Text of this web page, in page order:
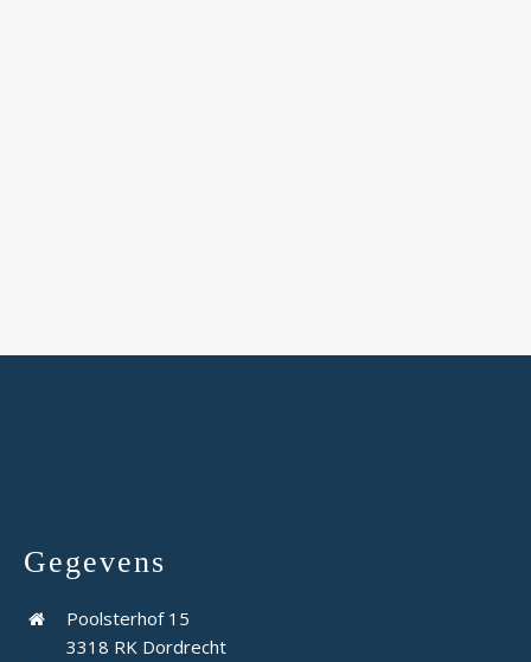
Gegevens
Poolsterhof 15
3318 RK Dordrecht